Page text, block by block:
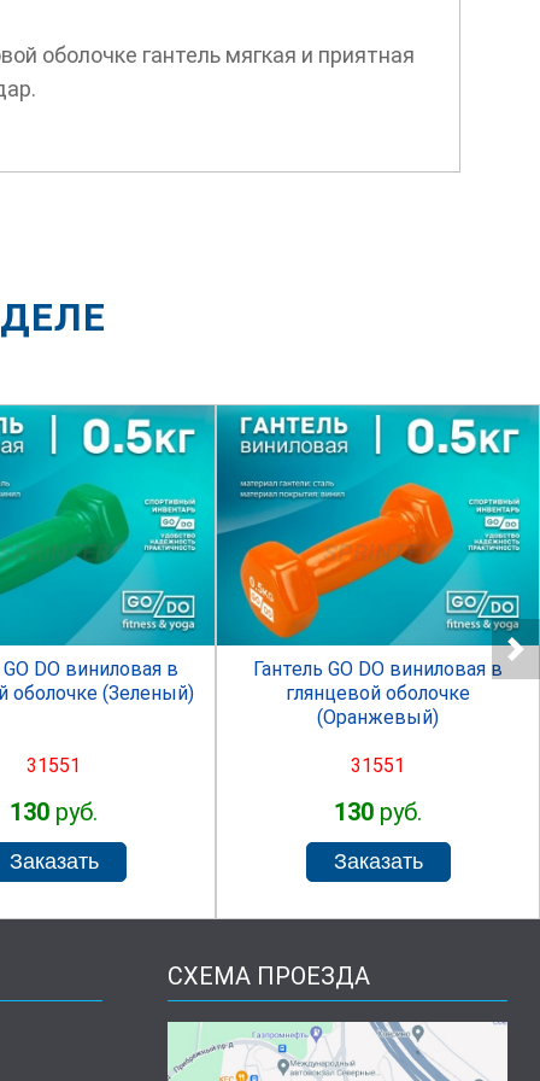
оболочке гантель мягкая и приятная
GO DO виниловая в
оболочке (Зеленый)
31551
130 руб.
SPRINTER
Гантель GO DO виниловая в
глянцевой оболочке
(Оранжевый)
31551
130 руб.
СХЕМА ПРОЕЗДА